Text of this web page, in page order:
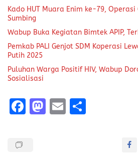
Kado HUT Muara Enim ke-79,
Sumbing
Wabup Buka Kegiatan Bimtek APIP,
Pemkab PALI Genjot SDM Koperasi
Putih 2025
Puluhan Warga Positif HIV, Wabup
Sosialisasi
F
M E